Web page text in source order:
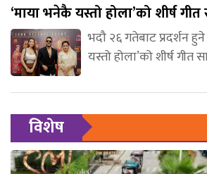
‘माया भनेकै यस्तो होला’को शीर्ष
भदौ २६ गतेबाट प्रदर्शन
यस्तो होला’को शीर्ष
विशेष